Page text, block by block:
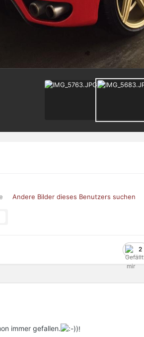
Andere Bilder dieses Benutzers suchen
2
immer gefallen.